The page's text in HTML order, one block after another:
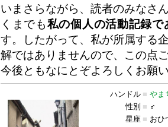
いまさらながら、読者のみなさ
くまでも私の個人の活動記録で
す。したがって、私が所属する
解ではありませんので、この点
今後ともなにとぞよろしくお願
ハンドル ■ やま
性別 ■ ♂
星座 ■ おひ